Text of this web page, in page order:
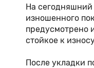
На сегодняшний
изношенного
предусмотрено
стойкое к
После укладки